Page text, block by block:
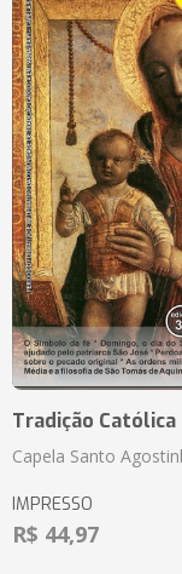
Tradição Católica
Capela Santo
IMPRESSO
R$ 44,97